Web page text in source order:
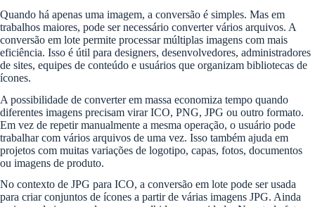
Quando há apenas uma imagem, a conversão é simples. Mas em
trabalhos maiores, pode ser necessário converter vários arquivos. A
conversão em lote permite processar múltiplas imagens com mais
eficiência. Isso é útil para designers, desenvolvedores, administradores
de sites, equipes de conteúdo e usuários que organizam bibliotecas de
ícones.
A possibilidade de converter em massa economiza tempo quando
diferentes imagens precisam virar ICO, PNG, JPG ou outro formato.
Em vez de repetir manualmente a mesma operação, o usuário pode
trabalhar com vários arquivos de uma vez. Isso também ajuda em
projetos com muitas variações de logotipo, capas, fotos, documentos
ou imagens de produto.
No contexto de JPG para ICO, a conversão em lote pode ser usada
para criar conjuntos de ícones a partir de várias imagens JPG. Ainda